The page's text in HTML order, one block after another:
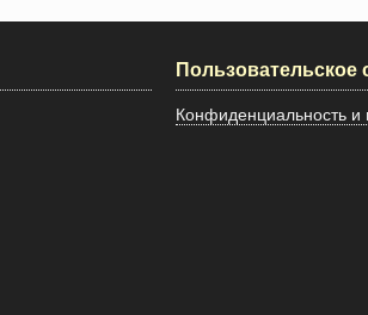
Пользовательское
Конфиденциальность и